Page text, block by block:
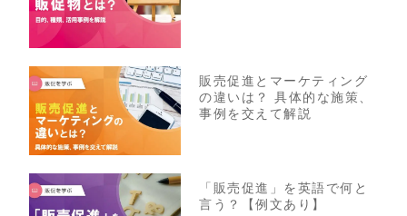
販売促進とマーケティング
の違いは？ 具体的な施策、
事例を交えて解説
「販売促進」を英語で何と
言う？【例文あり】